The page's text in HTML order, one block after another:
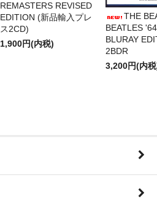
REMASTERS REVISED
EDITION (新品輸入プレ
ス2CD)
1,900円(内税)
THE
BEATLES
BLURAY
2BDR
3,200円(内